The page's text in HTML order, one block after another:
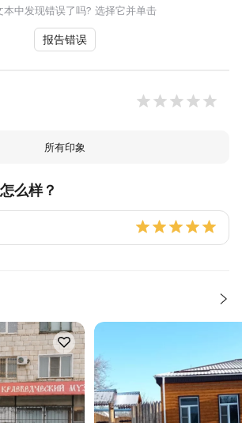
本中发现错误了吗? 选择它并单击
报告错误
所有印象
么样？